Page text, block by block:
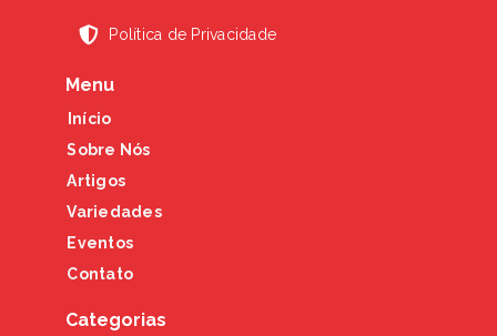
Política de Privacidade
Menu
Início
Sobre Nós
Artigos
Variedades
Eventos
Contato
Categorias